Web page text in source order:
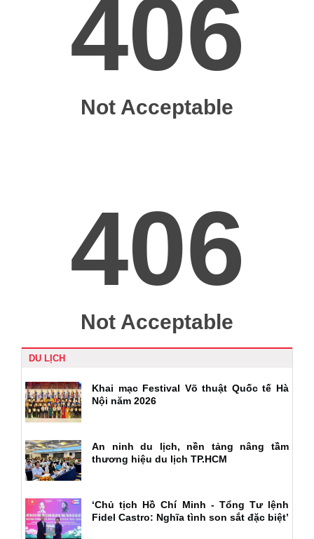
DU LỊCH
Khai mạc Festival Võ thuật Quốc tế Hà
Nội năm 2026
An ninh du lịch, nền tảng nâng tầm
thương hiệu du lịch TP.HCM
‘Chủ tịch Hồ Chí Minh - Tổng Tư lệnh
Fidel Castro: Nghĩa tình son sắt đặc biệt’